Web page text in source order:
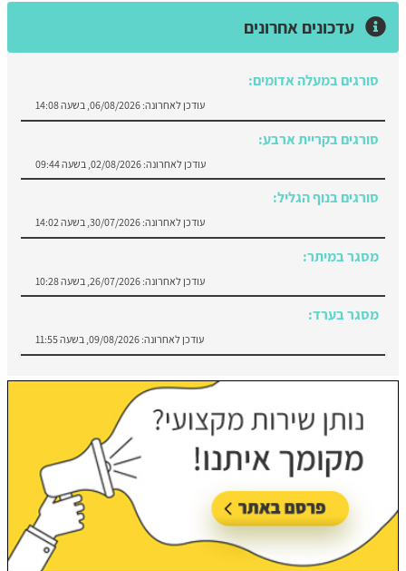
עדכונים אחרונים
סורגים במעלה אדומים:
עודכן לאחרונה: 06/08/2026, בשעה 14:08
סורגים בקריית ארבע:
עודכן לאחרונה: 02/08/2026, בשעה 09:44
סורגים בנוף הגליל:
עודכן לאחרונה: 30/07/2026, בשעה 14:02
מסגר במיתר:
עודכן לאחרונה: 26/07/2026, בשעה 10:28
מסגר בערד:
עודכן לאחרונה: 09/08/2026, בשעה 11:55